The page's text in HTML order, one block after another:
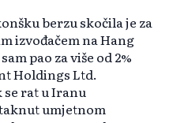
berzu skočila je za
izvođačem na Hang
pao za više od 2%
Holdings Ltd.
rat u Iranu
umjetnom